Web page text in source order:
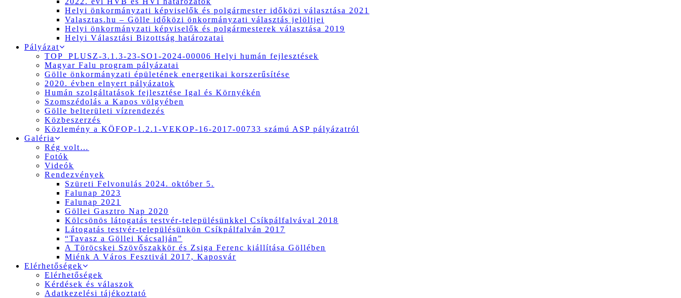
Helyi önkormányzati képviselők és polgármester időközi választása 2021
Valasztas.hu – Gölle időközi önkormányzati választás jelöltjei
Helyi önkormányzati képviselők és polgármesterek választása 2019
Helyi Választási Bizottság határozatai
Pályázat
TOP_PLUSZ-3.1.3-23-SO1-2024-00006 Helyi humán fejlesztések
Magyar Falu program pályázatai
Gölle önkormányzati épületének energetikai korszerűsítése
2020. évben elnyert pályázatok
Humán szolgáltatások fejlesztése Igal és Környékén
Szomszédolás a Kapos völgyében
Gölle belterületi vízrendezés
Közbeszerzés
Közlemény a KÖFOP-1.2.1-VEKOP-16-2017-00733 számú ASP pályázatról
Galéria
Rég volt…
Fotók
Videók
Rendezvények
Szüreti Felvonulás 2024. október 5.
Falunap 2023
Falunap 2021
Göllei Gasztro Nap 2020
Kölcsönös látogatás testvér-településünkkel Csíkpálfalvával 2018
Látogatás testvér-településünkön Csíkpálfalván 2017
“Tavasz a Göllei Kácsalján”
A Töröcskei Szövőszakkör és Zsiga Ferenc kiállítása Göllében
Miénk A Város Fesztivál 2017, Kaposvár
Elérhetőségek
Elérhetőségek
Kérdések és válaszok
Adatkezelési tájékoztató